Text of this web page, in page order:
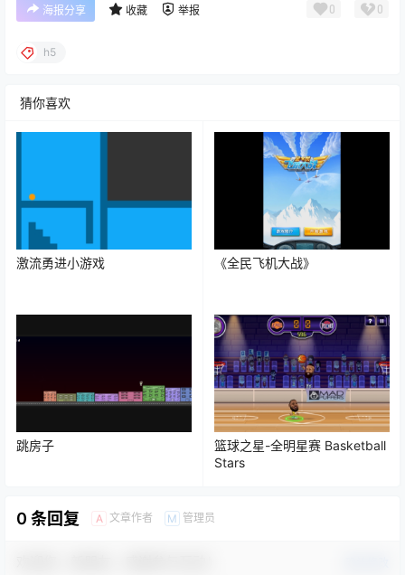
海报分享 收藏 举报 0 0
h5
猜你喜欢
激流勇进小游戏 《全民飞机大战》
跳房子
篮球之星-全明星赛 Basketball
Stars
0 条回复 A 文章作者 M 管理员